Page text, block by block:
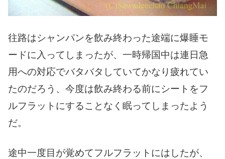
往路はシャンパンを飲み終わった途端に爆睡モ
ードに入ってしまったが、一時帰国中は連日急
用への対応でバタバタしていてかなり疲れてい
たのだろう、今度は飲み終わる前にシートをフ
ルフラットにすることなく眠ってしまったよう
だ。
途中一度目が覚めてフルフラットにはしたが、